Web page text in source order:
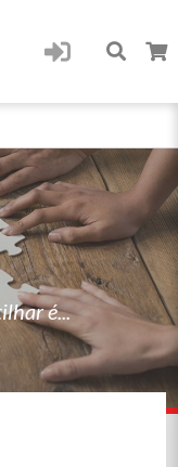
é...